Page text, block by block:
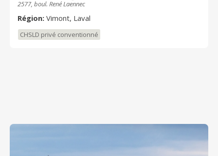
2577, boul. René Laennec
Région: Vimont, Laval
CHSLD privé conventionné